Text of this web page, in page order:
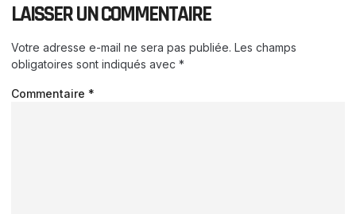
LAISSER UN COMMENTAIRE
Votre adresse e-mail ne sera pas publiée. Les champs
obligatoires sont indiqués avec *
Commentaire *